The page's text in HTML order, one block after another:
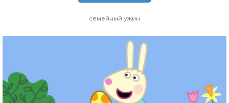
семейный ужин